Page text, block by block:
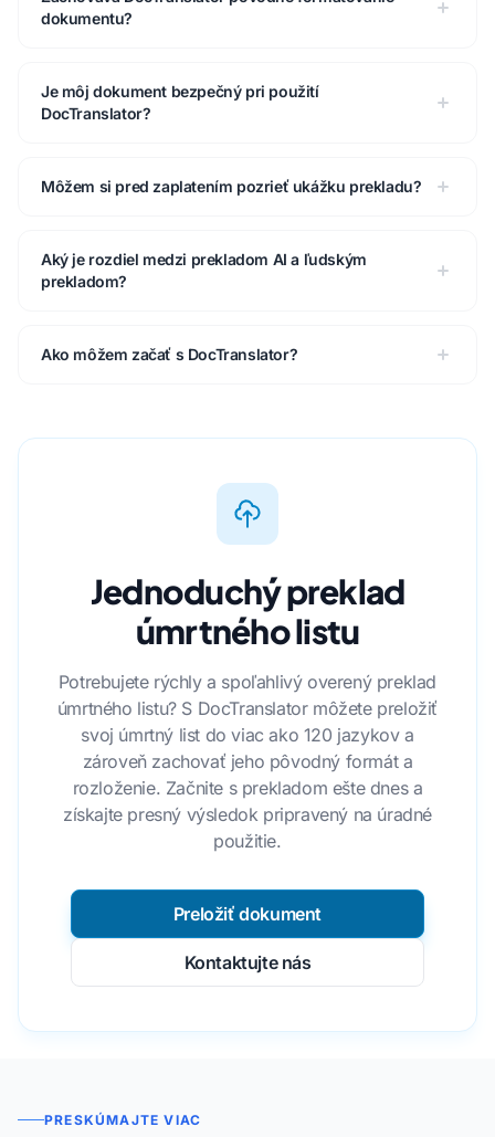
dokumentu?
Je môj dokument bezpečný pri použití
DocTranslator?
Môžem si pred zaplatením pozrieť ukážku prekladu?
Aký je rozdiel medzi prekladom AI a ľudským
prekladom?
Ako môžem začať s DocTranslator?
Jednoduchý preklad
úmrtného listu
Potrebujete rýchly a spoľahlivý overený preklad
úmrtného listu? S DocTranslator môžete preložiť
svoj úmrtný list do viac ako 120 jazykov a
zároveň zachovať jeho pôvodný formát a
rozloženie. Začnite s prekladom ešte dnes a
získajte presný výsledok pripravený na úradné
použitie.
Preložiť dokument
Kontaktujte nás
PRESKÚMAJTE VIAC